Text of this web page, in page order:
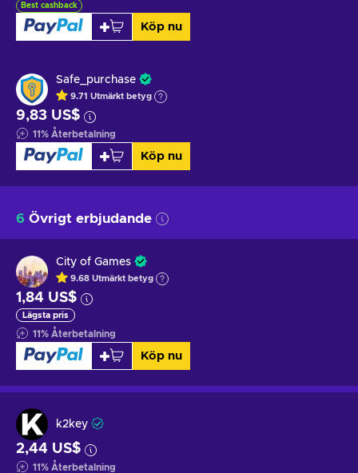
Best cashback
Köp nu
Safe_purchase
9.71 Utmärkt betyg
9,83 US$
11% Återbetalning
Köp nu
6 Övrigt erbjudande
City of Games
9.68 Utmärkt betyg
1,84 US$
Lägsta pris
11% Återbetalning
Köp nu
k2key
2,44 US$
11% Återbetalning